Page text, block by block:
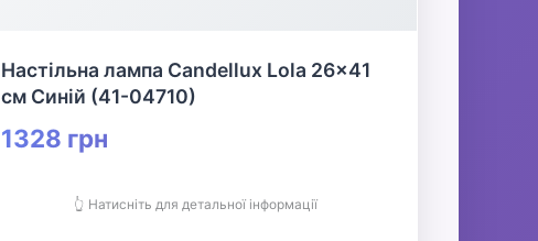
Настільна лампа Candellux Lola 26x41
см Синій (41-04710)
1328 грн
👆 Натисніть для детальної інформації